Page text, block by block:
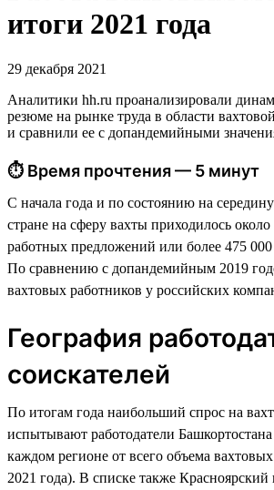
итоги 2021 года
29 декабря 2021
Аналитики hh.ru проанализировали
резюме на рынке труда в области
и сравнили ее с допандемийными
⏱ Время прочтения — 5 минут
С начала года и по состоянию на
стране на сферу вахты приходилось около
работных предложений или более 475
По сравнению с допандемийным 2019
вахтовых работников у российских
География
соискателей
По итогам года наибольший спрос на
испытывают работодатели
каждом регионе от всего объема
2021 года). В списке также Красноярский